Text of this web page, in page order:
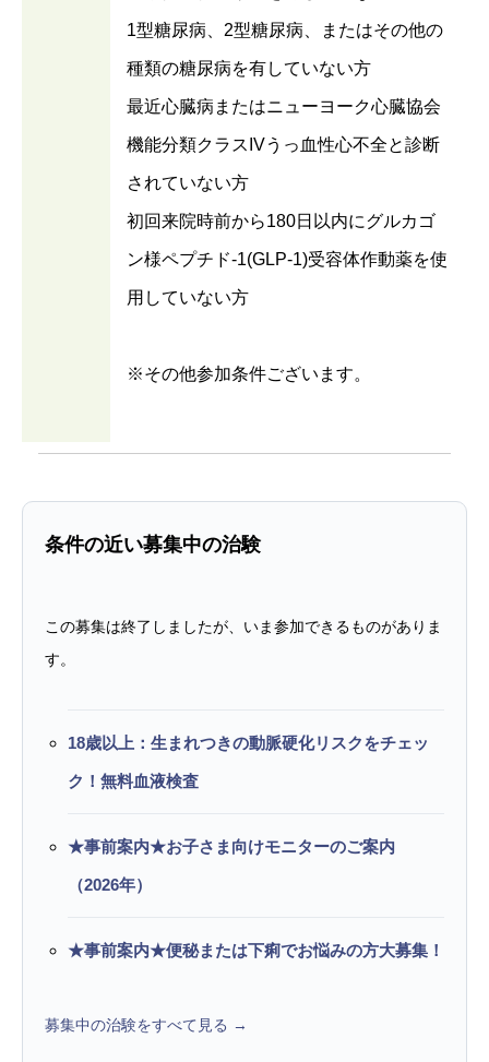
1型糖尿病、2型糖尿病、またはその他の
種類の糖尿病を有していない方
最近心臓病またはニューヨーク心臓協会
機能分類クラスIVうっ血性心不全と診断
されていない方
初回来院時前から180日以内にグルカゴ
ン様ペプチド-1(GLP-1)受容体作動薬を使
用していない方
※その他参加条件ございます。
条件の近い募集中の治験
この募集は終了しましたが、いま参加できるものがありま
す。
18歳以上：生まれつきの動脈硬化リスクをチェッ
ク！無料血液検査
★事前案内★お子さま向けモニターのご案内
（2026年）
★事前案内★便秘または下痢でお悩みの方大募集！
募集中の治験をすべて見る →